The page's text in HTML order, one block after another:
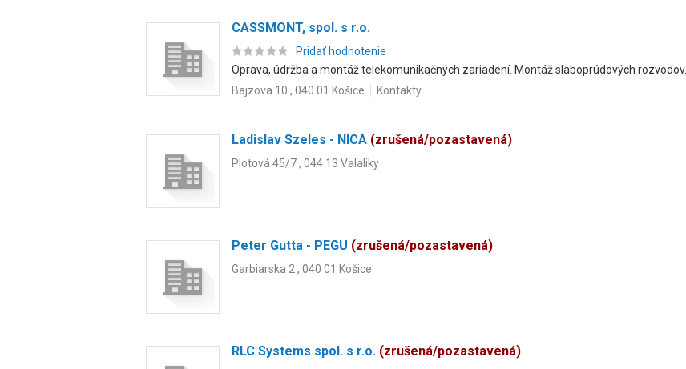
CASSMONT, spol. s r.o.
Pridať hodnotenie
Oprava, údržba a montáž telekomunikačných zariadení. Montáž slaboprúdových rozvodov.
Bajzova 10 , 040 01 Košice
Kontakty
Ladislav Szeles - NICA (zrušená/pozastavená)
Plotová 45/7 , 044 13 Valaliky
Peter Gutta - PEGU (zrušená/pozastavená)
Garbiarska 2 , 040 01 Košice
RLC Systems spol. s r.o. (zrušená/pozastavená)